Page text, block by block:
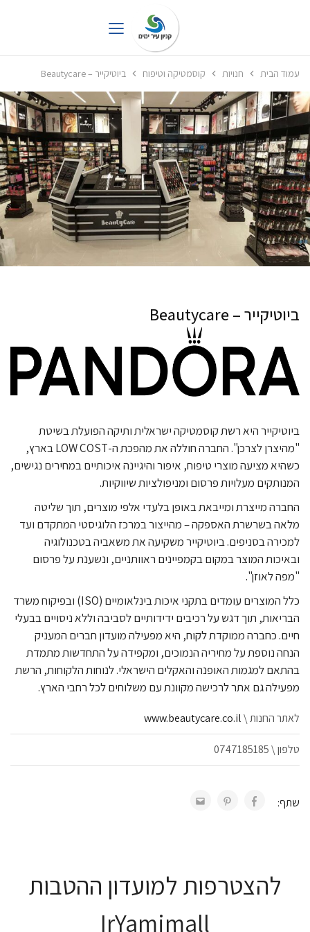
עמוד הבית חנויות קוסמטיקה וטיפוח ביוטיקייר – Beautycare
ביוטיקייר – Beautycare
ביוטיקייר היא רשת קוסמטיקה ישראלית ותיקה הפועלת בשיטת
"מהיצרן לצרכן". החברה חוללה את מהפכת ה-LOW COST בארץ,
כשהיא מציעה מוצרי טיפוח, איפור והיגיינה איכותיים במחירים נגישים,
המנותקים מעלויות פרסום ומניפולציות שיווקיות.
החברה מייצרת ומייבאת באופן בלעדי אלפי מוצרים, תוך שליטה
מלאה בשרשרת האספקה – מהייצור במרכז הלוגיסטי המתקדם ועד
למכירה בסניפים. ביוטיקייר משקיעה את משאביה בטכנולוגיה
ובאיכות המוצר במקום בקמפיינים ראוותניים, ונשענת על פרסום
"מפה לאוזן".
כלל המוצרים עומדים בתקני איכות בינלאומיים (ISO) ובפיקוח משרד
הבריאות, תוך דגש על רכיבים ידידותיים לסביבה וללא ניסויים בבעלי
חיים. כחברה ממוקדת לקוח, היא מפעילה מועדון חברים המעניק
הנחה נוספת על מחיריה הנמוכים, ומקפידה על התחדשות מתמדת
בהתאם למגמות האופנה והאקלים הישראלי. לנוחות הלקוחות, הרשת
מפעילה גם אתר לרכישה מקוונת עם משלוחים לכל רחבי הארץ.
לאתר החנות \www.beautycare.co.il
טלפון \ 0747185185
שתף:
להצטרפות למועדון ההטבות
IrYamimall